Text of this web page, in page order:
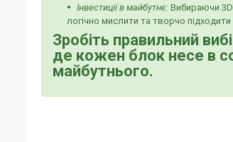
Інвестиції в майбутнє: Вибираючи 3D
логічно мислити та творчо
Зробіть правильний
де кожен блок несе в
майбутнього.